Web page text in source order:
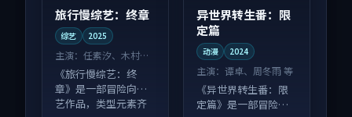
旅行慢综艺：终章
综艺 2025
主演： 任素汐、木村拓
哉 等
《旅行慢综艺：终
章》是一部冒险向综
艺作品，类型元素齐
异世界转生番：限
定篇
动漫 2024
主演：谭卓、周冬雨 等
《异世界转生番：限
定篇》是一部冒险向